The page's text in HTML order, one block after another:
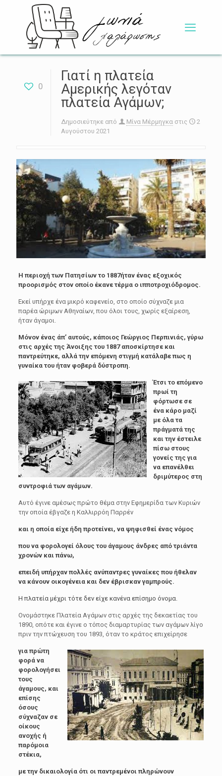
0
Γιατί η πλατεία
Αμερικής λεγόταν
πλατεία Αγάμων;
Δημοσιεύτηκε από Μίνα Μέρμηγκα στις
2
Αυγούστου 2021
Η περιοχή των Πατησίωντο 1887ήταν ένας εξοχικός
προορισμός στον οποίο έκανε τέρμα ο ιπποτροχιόδρομος.
Εκεί υπήρχε ένα μικρό καφενείο, στο οποίο σύχναζε μια
παρέα ώριμων Αθηναίων, που όλοι τους, χωρίς εξαίρεση,
ήταν άγαμοι.
Μόνον ένας άπ’ αυτούς, κάποιος Γεώργιος Περπινιάς, γύρω
στις αρχές της Άνοιξης του 1887 αποσκίρτησε και
παντρεύτηκε, αλλά την επόμενη στιγμή κατάλαβε πως η
γυναίκα του ήταν φοβερά δύστροπη.
Έτσι το επόμενο
πρωί τη
φόρτωσε σε
ένα κάρο μαζί
με όλα τα
πράγματά της
και την έστειλε
πίσω στους
γονείς της για
να επανέλθει
δριμύτερος στη
συντροφιά των αγάμων.
Αυτό έγινε αμέσως πρώτο θέμα στην Εφημερίδα των Κυριών
την οποία έβγαζε η Καλλιρρόη Παρρέν
και η οποία είχε ήδη προτείνει, να ψηφισθεί ένας νόμος
που να φορολογεί όλους του άγαμους άνδρες από τριάντα
χρονών και πάνω,
επειδή υπήρχαν πολλές ανύπαντρες γυναίκες που ήθελαν
να κάνουν οικογένεια και δεν έβρισκαν γαμπρούς.
Η πλατεία μέχρι τότε δεν είχε κανένα επίσημο όνομα.
Ονομάστηκε Πλατεία Αγάμων στις αρχές της δεκαετίας του
1890, οπότε και έγινε ο τόπος διαμαρτυρίας των αγάμων λίγο
πριν την πτώχευση του 1893, όταν το κράτος επιχείρησε
για πρώτη
φορά να
φορολογήσει
τους
άγαμους, και
επίσης
όσους
σύχναζαν σε
οίκους
ανοχής ή
παρόμοια
στέκια,
με την δικαιολογία ότι οι παντρεμένοι πληρώνουν